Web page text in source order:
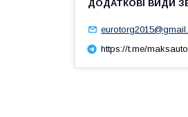
https://t.me/